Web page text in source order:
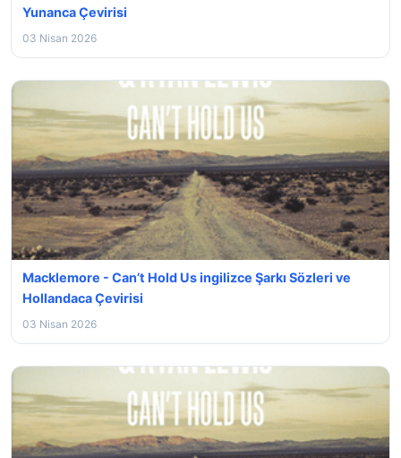
Yunanca Çevirisi
03 Nisan 2026
Macklemore - Can’t Hold Us ingilizce Şarkı Sözleri ve
Hollandaca Çevirisi
03 Nisan 2026